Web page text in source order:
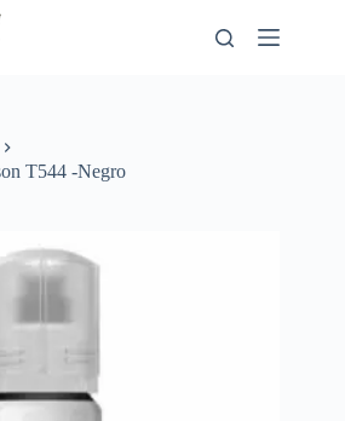
T544 -Negro